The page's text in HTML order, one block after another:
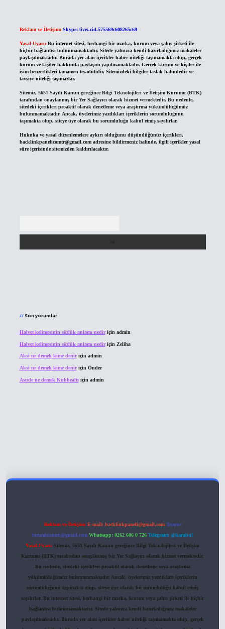
Reklam ve İletişim: Skype: live:.cid.575569c608265c69
Yasal Uyarı: Bu internet sitesi, herhangi bir marka, kurum veya şahıs şirketi ile
hiçbir bağlantısı bulunmamaktadır. Sitede yalnızca kendi hazırladığımız makaleler
paylaşılmaktadır. Burada yer alan içerikler haber niteliği taşımamakta olup, gerçek
kurum ve kişiler hakkında paylaşım yapılmamaktadır. Gerçek kurum ve kişiler ile
isim benzerlikleri tamamen tesadüfidir. Sitemizdeki bilgiler taslak halindedir ve
tavsiye niteliği taşımazlar.
Sitemiz, 5651 Sayılı Kanun gereğince Bilgi Teknolojileri ve İletişim Kurumu (BTK)
tarafından onaylanmış bir Yer Sağlayıcı olarak hizmet vermektedir. Bu nedenle,
sitedeki içerikleri proaktif olarak denetleme veya araştırma yükümlülüğümüz
bulunmamaktadır. Ancak, üyelerimiz yazdıkları içeriklerin sorumluluğunu
taşımakta olup, siteye üye olarak bu sorumluluğu kabul etmiş sayılırlar.
Hukuka ve yasal düzenlemelere aykırı olduğunu düşündüğünüz içerikleri,
backlinkpanelicomtr@gmail.comadresine bildirmeniz halinde, ilgili içerikler yasal
süre içerisinde sitemizden kaldırılacaktır.
Son yorumlar
Halvet kelimesinin sözlük anlamı nediriçin admin
Halvet kelimesinin sözlük anlamı nediriçin Zeliha
Aksi ne demek kime deniriçin admin
Aksi ne demek kime deniriçin Önder
Asude ne demek Kubbealtı için admin
Reklam ve İletişim: E-mail: backlinkpaneli@gmail.com Teams:
forumhizmeti@gmail.com Whatsapp: 0262 606 0 726 Telegram: @karabul
Yasal Uyarı: Sitemiz, 5651 Sayılı Kanun gereğince Bilgi Teknolojileri ve İletişim
Kurumu (BTK) tarafından onaylanmış bir Yer Sağlayıcı olarak hizmet vermektedir.
Bu nedenle, sitedeki içerikleri proaktif olarak denetleme veya araştırma
yükümlülüğümüz bulunmamaktadır. Ancak, üyelerimiz yazdıkları içeriklerin
sorumluluğunu taşımakta olup, siteye üye olarak bu sorumluluğu kabul etmiş
sayılırlar. Bu internet sitesi, herhangi bir marka, kurum veya şahıs şirketi ile hiçbir
bağlantısı bulunmamaktadır. Sitede yalnızca kendi hazırladığımız makaleler
paylaşılmaktadır. Burada yer alan içerikler haber niteliği taşımamakta olup, gerçek